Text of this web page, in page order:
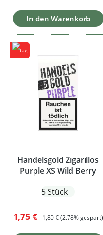
In den Warenkorb
Handelsgold Zigarillos
Purple XS Wild Berry
5 Stück
Verkaufspreis:
1,75 € Regulärer Preis:
1,80 €(2.78% gespart)